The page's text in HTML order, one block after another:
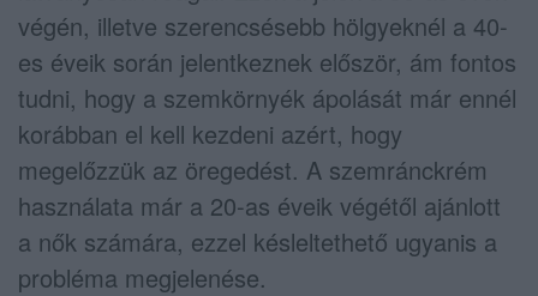
végén, illetve szerencsésebb hölgyeknél a 40-
es éveik során jelentkeznek először, ám fontos
tudni, hogy a szemkörnyék ápolását már ennél
korábban el kell kezdeni azért, hogy
megelőzzük az öregedést. A szemránckrém
használata már a 20-as éveik végétől ajánlott
a nők számára, ezzel késleltethető ugyanis a
probléma megjelenése.